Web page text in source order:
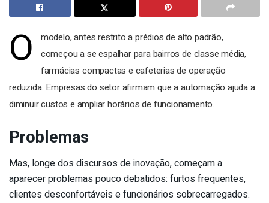
O
modelo, antes restrito a prédios de alto padrão,
começou a se espalhar para bairros de classe média,
farmácias compactas e cafeterias de operação
reduzida. Empresas do setor afirmam que a automação ajuda a
diminuir custos e ampliar horários de funcionamento.
Problemas
Mas, longe dos discursos de inovação, começam a
aparecer problemas pouco debatidos: furtos frequentes,
clientes desconfortáveis e funcionários sobrecarregados.